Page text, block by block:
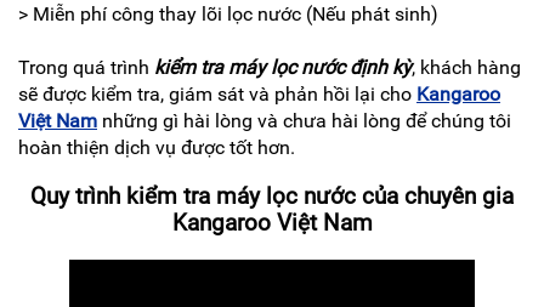
> Miễn phí công thay lõi lọc nước (Nếu phát sinh)
Trong quá trình kiểm tra máy lọc nước định kỳ, khách hàng
sẽ được kiểm tra, giám sát và phản hồi lại cho Kangaroo
Việt Nam những gì hài lòng và chưa hài lòng để chúng tôi
hoàn thiện dịch vụ được tốt hơn.
Quy trình kiểm tra máy lọc nước của chuyên gia
Kangaroo Việt Nam